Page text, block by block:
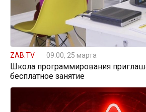
ZAB.TV 09:00, 25 марта
Школа программирования
бесплатное занятие